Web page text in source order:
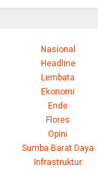
Nasional
Headline
Lembata
Ekonomi
Ende
Flores
Opini
Sumba Barat Daya
Infrastruktur